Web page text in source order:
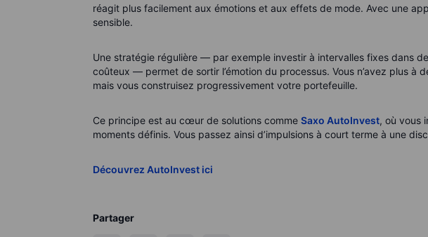
réagit plus facilement aux émotions et aux effets de mode. Avec une
sensible.
Une stratégie régulière — par exemple investir à intervalles fixes dans
coûteux — permet de sortir l’émotion du processus. Vous n’avez plus à
mais vous construisez progressivement votre portefeuille.
Ce principe est au cœur de solutions comme Saxo AutoInvest, où vous
moments définis. Vous passez ainsi d’impulsions à court terme à une
Découvrez AutoInvest ici
Partager